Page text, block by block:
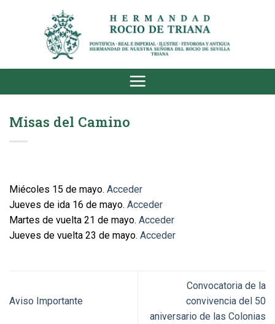
Misas del Camino
Miécoles 15 de mayo. Acceder
Jueves de ida 16 de mayo. Acceder
Martes de vuelta 21 de mayo. Acceder
Jueves de vuelta 23 de mayo. Acceder
Aviso Importante
Convocatoria de la
convivencia del 50
aniversario de las Colonias